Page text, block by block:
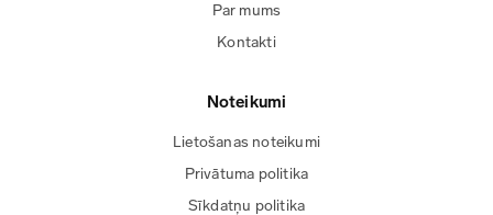
Par mums
Kontakti
Noteikumi
Lietošanas noteikumi
Privātuma politika
Sīkdatņu politika